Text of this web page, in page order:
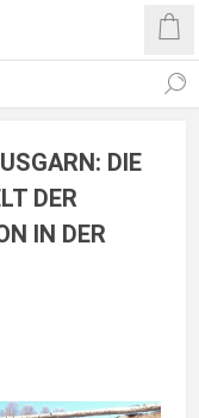
DIE
DER
IN DER